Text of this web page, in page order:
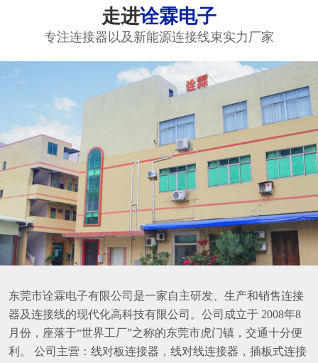
走进诠霖电子
专注连接器以及新能源连接线束实力厂家
东莞市诠霖电子有限公司是一家自主研发、生产和销售连接
器及连接线的现代化高科技有限公司。公司成立于 2008年8
月份，座落于“世界工厂”之称的东莞市虎门镇，交通十分便
利。 公司主营：线对板连接器，线对线连接器，插板式连接